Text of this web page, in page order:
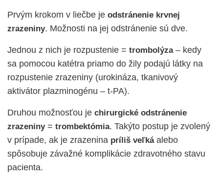
Prvým krokom v liečbe je odstránenie krvnej
zrazeniny. Možnosti na jej odstránenie sú dve.
Jednou z nich je rozpustenie = trombolýza– kedy
sa pomocou katétra priamo do žily podajú látky na
rozpustenie zrazeniny (urokináza, tkanivový
aktivátor plazminogénu – t-PA).
Druhou možnosťou je chirurgické odstránenie
zrazeniny= trombektómia. Takýto postup je zvolený
v prípade, ak je zrazenina príliš veľkáalebo
spôsobuje závažné komplikácie zdravotného stavu
pacienta.